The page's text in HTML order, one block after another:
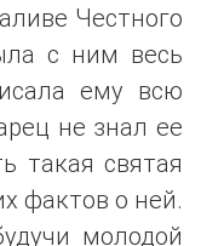
Честного
с ним весь
ему всю
не знал ее
такая святая
фактов о ней.
молодой